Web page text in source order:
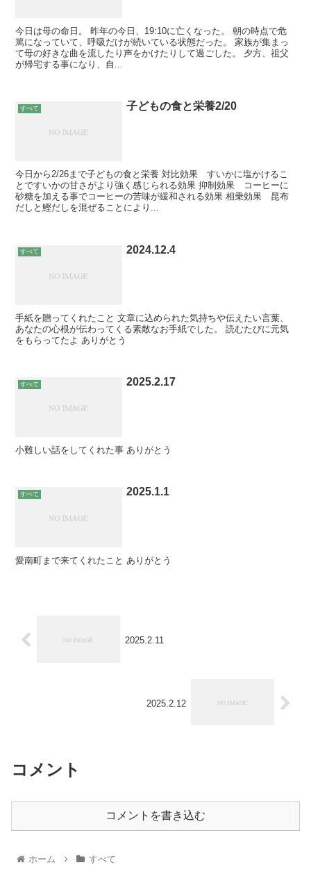
今日は母の命日。 昨年の今日、19:10に亡くなった。 朝の時点で危
篤になっていて、呼吸だけが続いている状態だった。 家族が集まっ
て母の好きな曲を流したり声をかけたりして過ごした。 夕方、祖父
が帰宅する事になり、自...
すべて 子どもの食と栄養2/20
今日から2/26まで子どもの食と栄養 対比効果 すいかに塩かけるこ
とですいかの甘さがより強く感じられる効果 抑制効果 コーヒーに
砂糖を加える事でコーヒーの苦味が緩和される効果 相乗効果 昆布
だしと鰹だしを混ぜることにより...
すべて 2024.12.4
手紙を贈ってくれたこと 文章に込められた気持ちや伝えたい言葉、
あなたの心根が伝わってくる素敵なお手紙でした。 読むたびに元気
をもらってたよ ありがとう
すべて 2025.2.17
小難しい話をしてくれた事 ありがとう
すべて 2025.1.1
愛南町まで来てくれたこと ありがとう
2025.2.11
2025.2.12
コメント
コメントを書き込む
ホーム すべて